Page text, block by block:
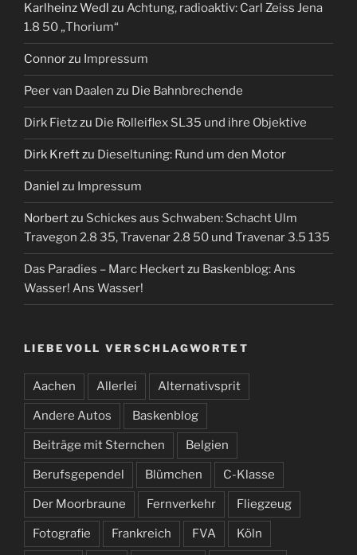
Karlheinz Wedl zu Achtung, radioaktiv: Carl Zeiss Jena
1.8 50 „Thorium“
Connorzu Impressum
Peer van Daalen zu Die Bahnbrechende
Dirk Fietzzu Die Rolleiflex SL35 und ihre Objektive
Dirk Kreftzu Dieseltuning: Rund um den Motor
Daniel zu Impressum
Norbertzu Schickes aus Schwaben: Schacht Ulm
Travegon 2.8 35, Travenar 2.8 50 und Travenar 3.5 135
Das Paradies – Marc Heckertzu Baskenblog: Ans
Wasser! Ans Wasser!
LIEBEVOLL VERSCHLAGWORTET
Aachen Allerlei Alternativsprit
Andere Autos Baskenblog
Beiträge mit Sternchen Belgien
Berufsgependel Blümchen C-Klasse
Der Moorbraune Fernverkehr Fliegzeug
Fotografie Frankreich FVA Köln